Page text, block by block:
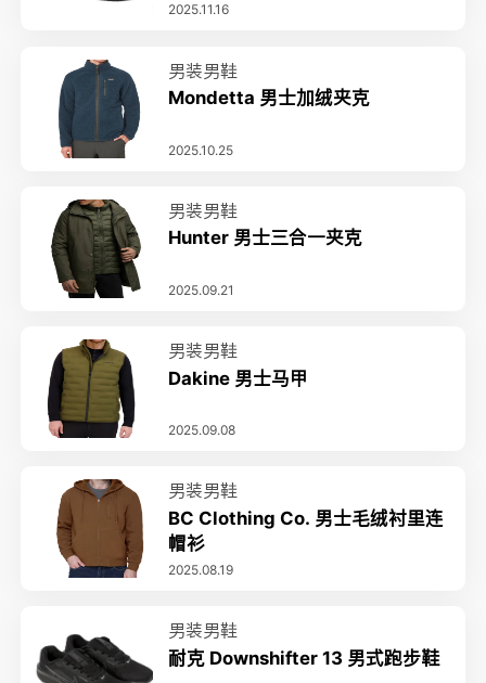
2025.11.16
男装男鞋
Mondetta 男士加绒夹克
2025.10.25
男装男鞋
Hunter 男士三合一夹克
2025.09.21
男装男鞋
Dakine 男士马甲
2025.09.08
男装男鞋
BC Clothing Co. 男士毛绒衬里连
帽衫
2025.08.19
男装男鞋
耐克 Downshifter 13 男式跑步鞋